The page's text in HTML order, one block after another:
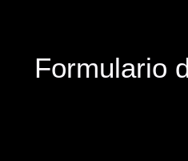
Formulario